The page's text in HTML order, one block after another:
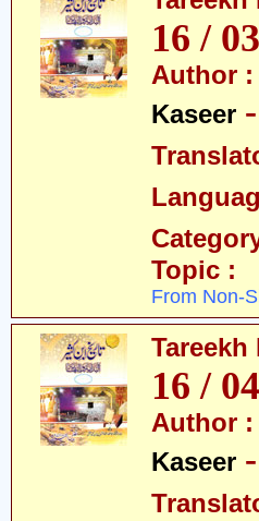
Author :
Kaseer
Topic :
From Non-
Tareekh
Author :
Kaseer